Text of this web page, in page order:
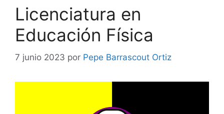
Licenciatura en
Educación Física
7 junio 2023 por Pepe Barrascout Ortiz